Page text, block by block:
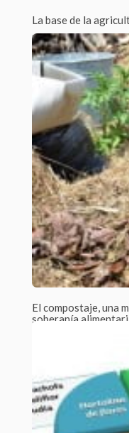
La base de la
Por Beatriz Cabezas
Cuando hablamos de
refiriendo a un tipo de
El compostaje, una
soberanía
El compostaje es el
compost o abono...